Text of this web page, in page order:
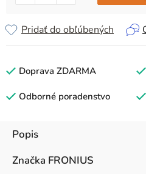
Pridať do obľúbených
Doprava ZDARMA
Odborné poradenstvo
Popis
Značka FRONIUS